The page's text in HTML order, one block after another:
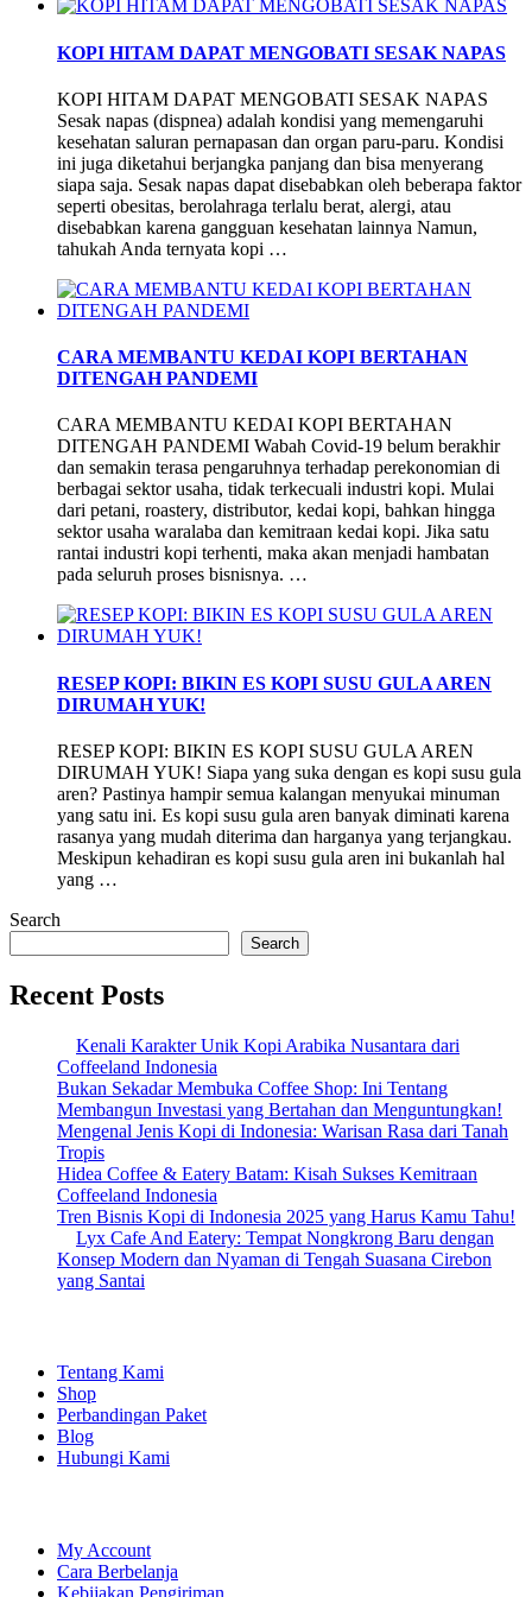
KOPI HITAM DAPAT MENGOBATI SESAK NAPAS
KOPI HITAM DAPAT MENGOBATI SESAK NAPAS
Sesak napas (dispnea) adalah kondisi yang memengaruhi
kesehatan saluran pernapasan dan organ paru-paru. Kondisi
ini juga diketahui berjangka panjang dan bisa menyerang
siapa saja. Sesak napas dapat disebabkan oleh beberapa faktor
seperti obesitas, berolahraga terlalu berat, alergi, atau
disebabkan karena gangguan kesehatan lainnya Namun,
tahukah Anda ternyata kopi …
CARA MEMBANTU KEDAI KOPI BERTAHAN
DITENGAH PANDEMI
CARA MEMBANTU KEDAI KOPI BERTAHAN
DITENGAH PANDEMI Wabah Covid-19 belum berakhir
dan semakin terasa pengaruhnya terhadap perekonomian di
berbagai sektor usaha, tidak terkecuali industri kopi. Mulai
dari petani, roastery, distributor, kedai kopi, bahkan hingga
sektor usaha waralaba dan kemitraan kedai kopi. Jika satu
rantai industri kopi terhenti, maka akan menjadi hambatan
pada seluruh proses bisnisnya. …
RESEP KOPI: BIKIN ES KOPI SUSU GULA AREN
DIRUMAH YUK!
RESEP KOPI: BIKIN ES KOPI SUSU GULA AREN
DIRUMAH YUK! Siapa yang suka dengan es kopi susu gula
aren? Pastinya hampir semua kalangan menyukai minuman
yang satu ini. Es kopi susu gula aren banyak diminati karena
rasanya yang mudah diterima dan harganya yang terjangkau.
Meskipun kehadiran es kopi susu gula aren ini bukanlah hal
yang …
Search
Search
Recent Posts
Kenali Karakter Unik Kopi Arabika Nusantara dari
Coffeeland Indonesia
Bukan Sekadar Membuka Coffee Shop: Ini Tentang
Membangun Investasi yang Bertahan dan Menguntungkan!
Mengenal Jenis Kopi di Indonesia: Warisan Rasa dari Tanah
Tropis
Hidea Coffee & Eatery Batam: Kisah Sukses Kemitraan
Coffeeland Indonesia
Tren Bisnis Kopi di Indonesia 2025 yang Harus Kamu Tahu!
Lyx Cafe And Eatery: Tempat Nongkrong Baru dengan
Konsep Modern dan Nyaman di Tengah Suasana Cirebon
yang Santai
Tentang Kami
Shop
Perbandingan Paket
Blog
Hubungi Kami
My Account
Cara Berbelanja
Kebijakan Pengiriman